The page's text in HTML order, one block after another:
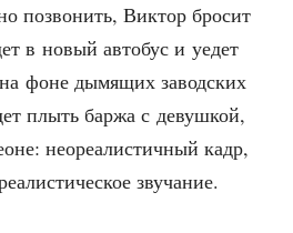
позво­нить, Вик­тор бро­сит
в новый авто­бус и уедет
фоне дымя­щих завод­ских
плыть бар­жа с девуш­кой,
нео­ре­а­ли­стич­ный кадр,
звучание.